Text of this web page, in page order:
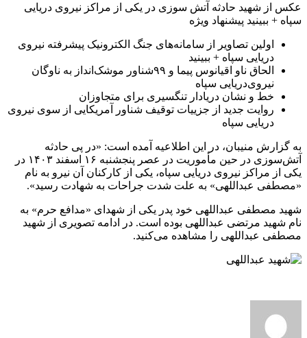
عکس از شهید حادثه آتش‌ سوزی در یکی از مراکز نیروی دریایی
سپاه + ببینید پیشنهاد ویژه
اولین تصاویر از سامانه‌های جنگ الکترونیک پیشرفته نیروی
دریایی سپاه + ببینید
الحاق ناو اقیانوس ‌پیما و ۹۹شناور موشک‌انداز به ناوگان
نیروی‌دریایی سپاه
خط و نشان دریادار تنگسیری برای متجاوزان
روایت جدید از جزییات توقیف شناور آمریکایی از سوی نیروی
دریایی سپاه
به گزارش منیبان، در این اطلاعیه آمده است: «در پی حادثه
آتش‌سوزی در حین مأموریت در عصر پنجشنبه ۱۶ اسفند ۱۴۰۳ در
یکی از مراکز نیروی دریایی سپاه، یکی از کارکنان آن نیرو به نام‌
«مصطفی عبداللهی» به علت شدت جراحات به شهادت رسید».
شهید مصطفی عبداللهی خود پدر یکی از شهدای «مدافع حرم» به
نام شهید مرتضی عبداللهی بوده است. در ادامه تصویری از شهید
مصطفی عبداللهی را مشاهده می‌کنید.